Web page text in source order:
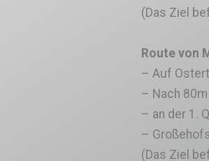
(Das Ziel
Route von
– Auf
– Nach
– an der 1.
–
(Das Ziel